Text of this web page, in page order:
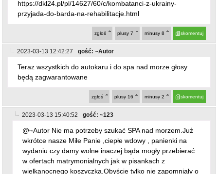
https://dkl24.pl/pl/14627/60/c/kombatanci-z-ukrainy-
przyjada-do-barda-na-rehabilitacje.html
skomentuj
minusy 8
plusy 7
zgłoś
2023-03-13 12:42:27 gość: ~Autor
Teraz wszystkich do autokaru i do spa nad morze głosy
będą zagwarantowane
skomentuj
minusy 2
plusy 16
zgłoś
2023-03-13 15:40:52 gość: ~123
@~Autor Nie ma potrzeby szukać SPA nad morzem.Już
wkrótce nasze Miłe Panie ,ciepłe wdowy , panienki na
wydaniu czy damy wolne inaczej bąda mogły przebierać
w ofertach matrymonialnych jak w pisankach z
wielkanocnego koszyczka.Obyście tylko nie zapomniały o